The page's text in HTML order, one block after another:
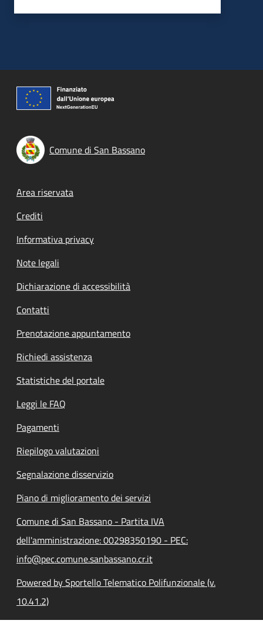
Comune di San Bassano
Footer menu
Area riservata
Crediti
Informativa privacy
Note legali
Dichiarazione di accessibilità
Contatti
Prenotazione appuntamento
Richiedi assistenza
Statistiche del portale
Leggi le FAQ
Pagamenti
Riepilogo valutazioni
Segnalazione disservizio
Piano di miglioramento dei servizi
Comune di San Bassano - Partita IVA
dell'amministrazione: 00298350190 - PEC:
info@pec.comune.sanbassano.cr.it
Powered by Sportello Telematico Polifunzionale (v.
10.41.2)